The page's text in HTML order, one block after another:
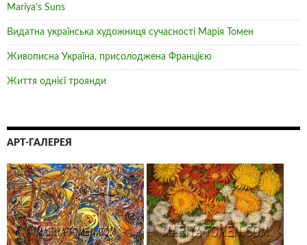
Mariya’s Suns
Видатна українська художниця сучасності Марія Томен
Живописна Україна, присолоджена Францією
Життя однієї троянди
АРТ-ГАЛЕРЕЯ